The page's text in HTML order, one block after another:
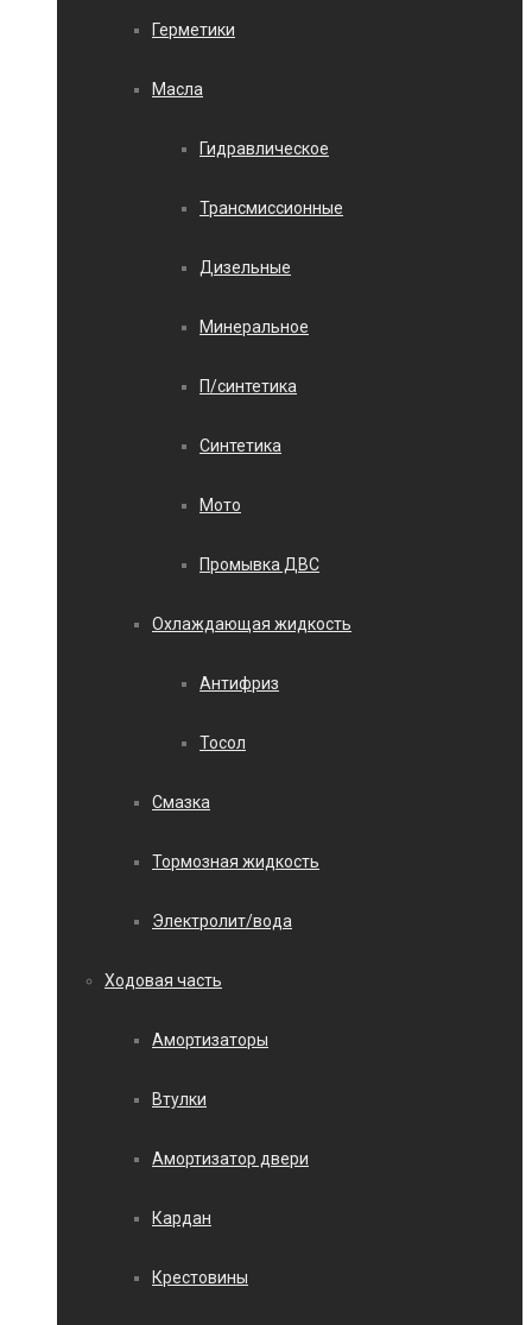
Герметики
Масла
Гидравлическое
Трансмиссионные
Дизельные
Минеральное
П/синтетика
Синтетика
Мото
Промывка ДВС
Охлаждающая жидкость
Антифриз
Тосол
Смазка
Тормозная жидкость
Электролит/вода
Ходовая часть
Амортизаторы
Втулки
Амортизатор двери
Кардан
Крестовины